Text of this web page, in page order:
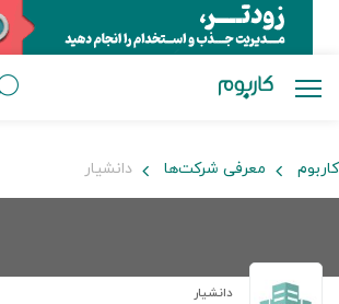
کاربوم معرفی شرکت‌ها دانشیار
دانشیار